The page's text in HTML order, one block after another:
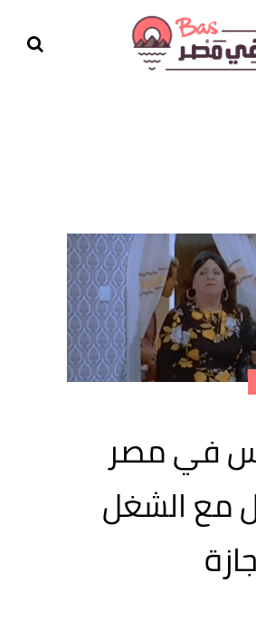
في مصر
مع الشغل